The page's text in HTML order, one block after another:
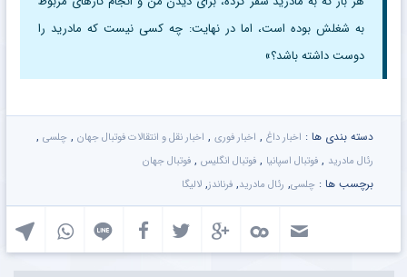
به شغلش بوده است، اما در نهایت: چه کسی نیست که مادرید را
دوست داشته باشد؟»
دسته بندی ها : اخبار داغ , اخبار فوری , اخبار نقل و انتقالات فوتبال جهان , چلسی ,
رئال مادرید , فوتبال اسپانیا , فوتبال انگلیس , فوتبال جهان
برچسب ها : چلسی, رئال مادرید, فرناندز, لالیگا